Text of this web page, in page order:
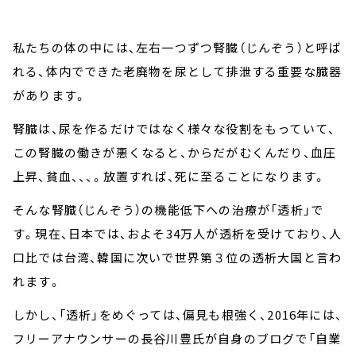
私たちの体の中には、左右一つずつ腎臓（じんぞう）と呼ば
れる、体内でできた老廃物を尿として排泄する重要な臓器
があります。
腎臓は、尿を作るだけではなく様々な役割をもっていて、
この腎臓の働きが悪くなると、からだがむくんだり、血圧
上昇、貧血、、、。放置すれば、死に至ることになります。
そんな腎臓（じんぞう）の機能低下への治療が「透析」で
す。現在、日本では、およそ34万人が透析を受けており、人
口比では台湾、韓国に次いで世界第３位の透析大国と言わ
れます。
しかし、「透析」をめぐっては、偏見も根強く、2016年には、
フリーアナウンサーの長谷川豊氏が自身のブログで「自業